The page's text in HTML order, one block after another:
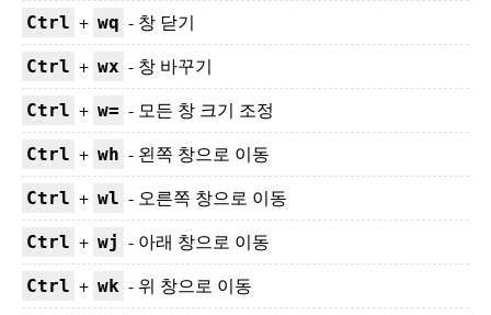
Ctrl + wq - 창 닫기
Ctrl + wx - 창 바꾸기
Ctrl + w= - 모든 창 크기 조정
Ctrl + wh - 왼쪽 창으로 이동
Ctrl + wl - 오른쪽 창으로 이동
Ctrl + wj - 아래 창으로 이동
Ctrl + wk - 위 창으로 이동